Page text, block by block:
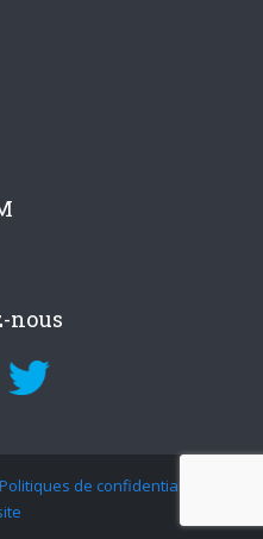
nous
Politiques de confidentialité